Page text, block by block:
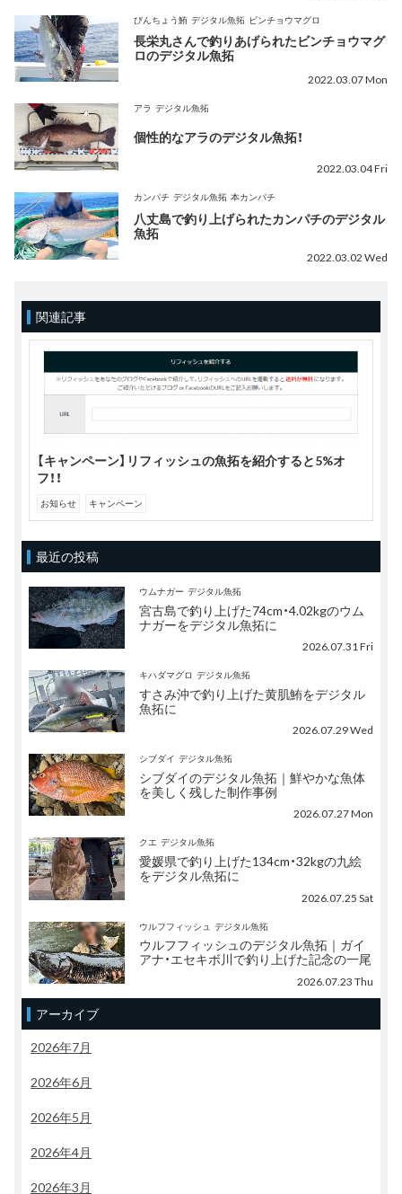
びんちょう鮪 デジタル魚拓 ビンチョウマグロ
長栄丸さんで釣りあげられたビンチョウマグ
ロのデジタル魚拓
2022.03.07 Mon
アラ デジタル魚拓
個性的なアラのデジタル魚拓！
2022.03.04 Fri
カンパチ デジタル魚拓 本カンパチ
八丈島で釣り上げられたカンパチのデジタル
魚拓
2022.03.02 Wed
関連記事
【キャンペーン】リフィッシュの魚拓を紹介すると5%オ
フ！！
お知らせ キャンペーン
最近の投稿
ウムナガー デジタル魚拓
宮古島で釣り上げた74cm・4.02kgのウム
ナガーをデジタル魚拓に
2026.07.31 Fri
キハダマグロ デジタル魚拓
すさみ沖で釣り上げた黄肌鮪をデジタル
魚拓に
2026.07.29 Wed
シブダイ デジタル魚拓
シブダイのデジタル魚拓｜鮮やかな魚体
を美しく残した制作事例
2026.07.27 Mon
クエ デジタル魚拓
愛媛県で釣り上げた134cm・32kgの九絵
をデジタル魚拓に
2026.07.25 Sat
ウルフフィッシュ デジタル魚拓
ウルフフィッシュのデジタル魚拓｜ガイ
アナ・エセキボ川で釣り上げた記念の一尾
2026.07.23 Thu
アーカイブ
2026年7月
2026年6月
2026年5月
2026年4月
2026年3月